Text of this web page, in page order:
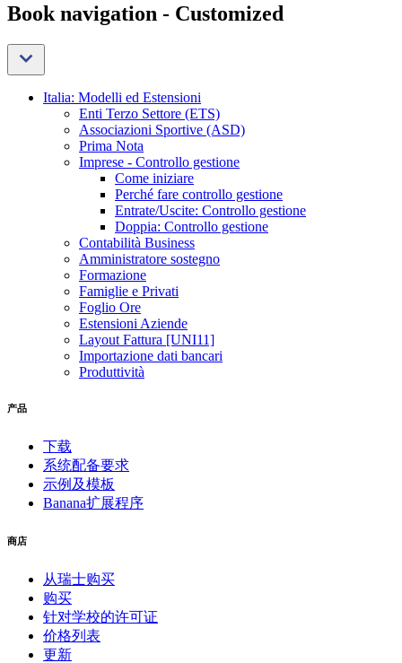
Book navigation - Customized
Italia: Modelli ed Estensioni
Enti Terzo Settore (ETS)
Associazioni Sportive (ASD)
Prima Nota
Imprese - Controllo gestione
Come iniziare
Perché fare controllo gestione
Entrate/Uscite: Controllo gestione
Doppia: Controllo gestione
Contabilità Business
Amministratore sostegno
Formazione
Famiglie e Privati
Foglio Ore
Estensioni Aziende
Layout Fattura [UNI11]
Importazione dati bancari
Produttività
产品
下载
系统配备要求
示例及模板
Banana扩展程序
商店
从瑞士购买
购买
针对学校的许可证
价格列表
更新